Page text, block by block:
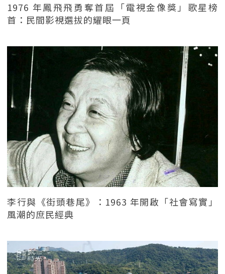
1976 年鳳飛飛勇奪首屆「電視金像獎」歌星榜
首：民間影視選拔的耀眼一頁
李行與《街頭巷尾》：1963 年開啟「社會寫實」
風潮的庶民經典